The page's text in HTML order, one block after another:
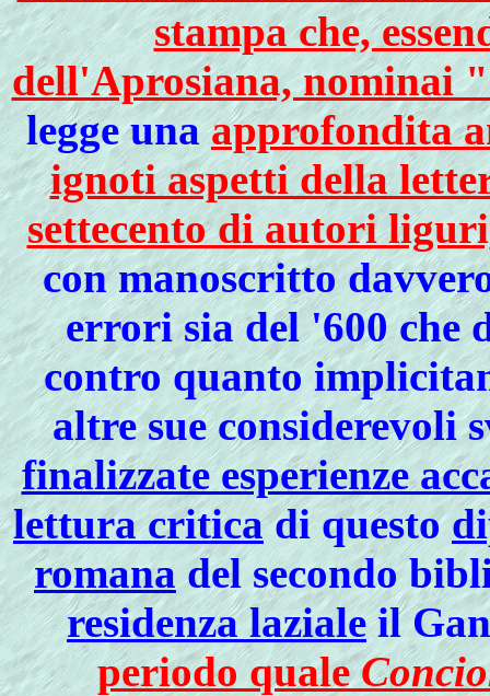
stampa che,
dell'Aprosiana, nominai
legge unaapprofondita
ignoti aspetti della
settecento di autori
con manoscritto
errori sia del '600 che
contro quanto
altre sue considerevoli
finalizzate esperienze
lettura criticadi questo
romana del secondo
residenza lazialeil
periodo quale